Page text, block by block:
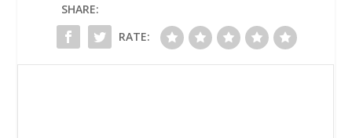
SHARE:
RATE: